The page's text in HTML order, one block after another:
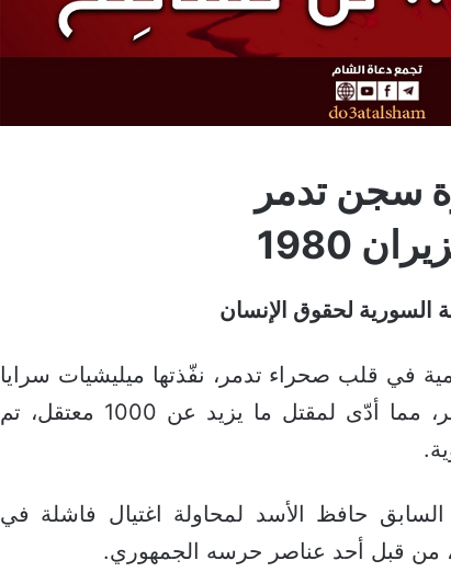
سجن تدمر
السورية لحقوق الإنسان
1980 مجزرة دامية في قلب صحراء تدمر، نفّذتها ميليشيات سرايا
الدفاع بحقّ المعتقلين في سجن تدمر، مما أدّى لمقتل ما يزيد عن 1000 معتقل، تم
حافظ الأسد لمحاولة اغتيال فاشلة في